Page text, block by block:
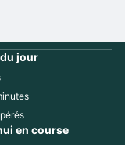
jour
en course